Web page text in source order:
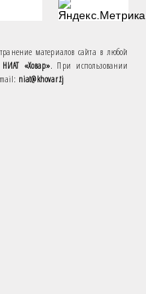
материалов сайта в любой
НИАТ «Ховар». При использовании
niat@khovar.tj